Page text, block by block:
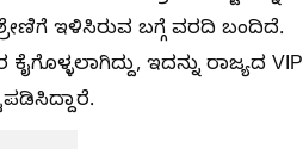
ಇಳಿಸಿರುವ ಬಗ್ಗೆ ವರದಿ ಬಂದಿದೆ.
ಇದನ್ನು ರಾಜ್ಯದ VIP